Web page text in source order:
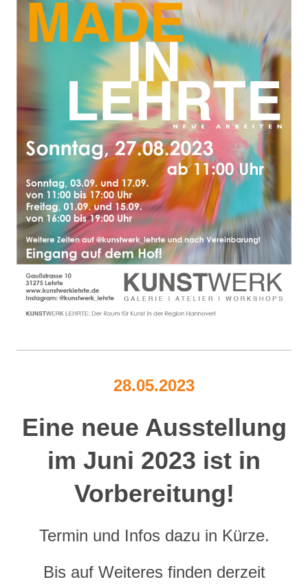
28.05.2023
Eine neue Ausstellung
im Juni 2023 ist in
Vorbereitung!
Termin und Infos dazu in Kürze.
Bis auf Weiteres finden derzeit